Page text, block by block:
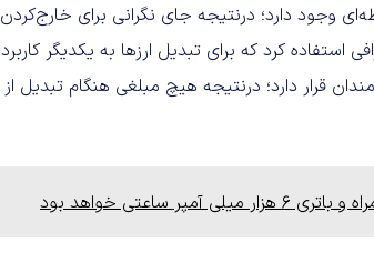
وجود دارد؛ درنتیجه جای نگرانی برای خارج‌کردن
کرد که برای تبدیل ارزها به یکدیگر کاربرد
قرار دارد؛ درنتیجه هیچ مبلغی هنگام تبدیل از